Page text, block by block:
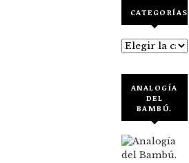
CATEGORÍAS
Categorías
ANALOGÍA
DEL
BAMBÚ.